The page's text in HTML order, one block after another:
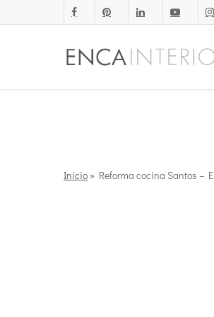
to
facebook pinterest linkedin youtube
Inicio » Reforma cocina Santos –